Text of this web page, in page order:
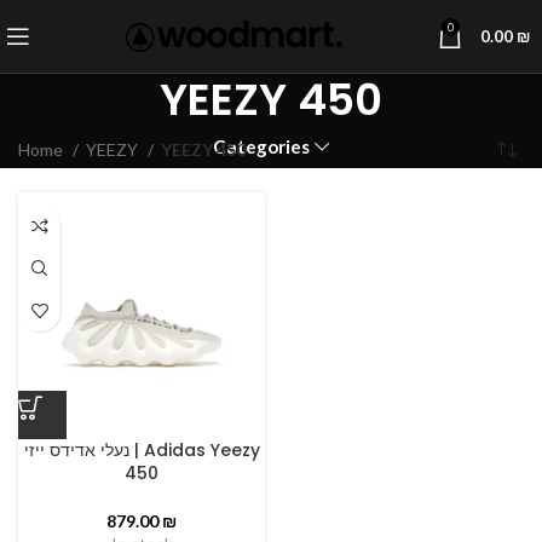
0 0.00 ₪
YEEZY 450
Categories
Home YEEZY YEEZY 450
נעלי אדידס ייזי | Adidas Yeezy
450
879.00₪